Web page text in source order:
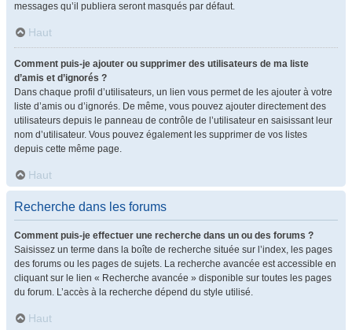
messages qu’il publiera seront masqués par défaut.
Haut
Comment puis-je ajouter ou supprimer des utilisateurs de ma liste
d’amis et d’ignorés ?
Dans chaque profil d’utilisateurs, un lien vous permet de les ajouter à votre
liste d’amis ou d’ignorés. De même, vous pouvez ajouter directement des
utilisateurs depuis le panneau de contrôle de l’utilisateur en saisissant leur
nom d’utilisateur. Vous pouvez également les supprimer de vos listes
depuis cette même page.
Haut
Recherche dans les forums
Comment puis-je effectuer une recherche dans un ou des forums ?
Saisissez un terme dans la boîte de recherche située sur l’index, les pages
des forums ou les pages de sujets. La recherche avancée est accessible en
cliquant sur le lien « Recherche avancée » disponible sur toutes les pages
du forum. L’accès à la recherche dépend du style utilisé.
Haut